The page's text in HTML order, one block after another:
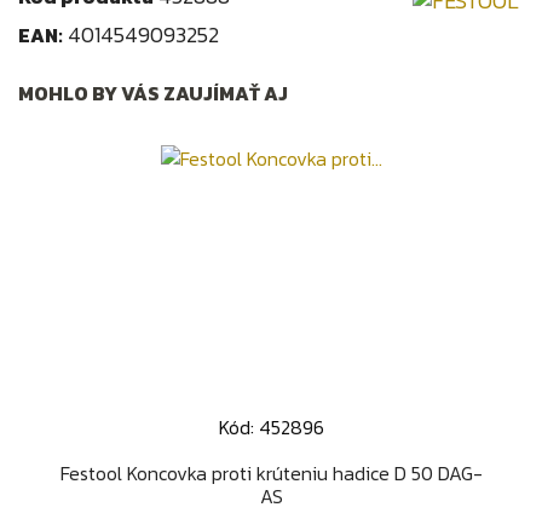
EAN: 4014549093252
MOHLO BY VÁS ZAUJÍMAŤ AJ
Kód: 452896
Festool Koncovka proti krúteniu hadice D 50 DAG-
AS